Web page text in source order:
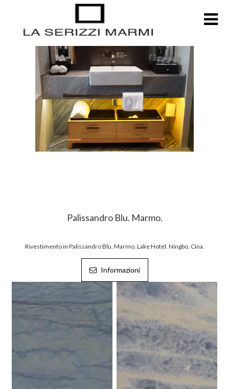
Palissandro Blu. Marmo.
Rivestimento in Palissandro Blu. Marmo. Lake Hotel. Ningbo, Cina.
Informazioni